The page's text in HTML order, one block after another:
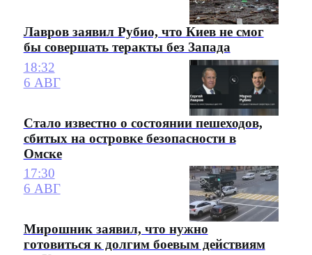
Лавров заявил Рубио, что Киев не смог
бы совершать теракты без Запада
18:32
6 АВГ
Стало известно о состоянии пешеходов,
сбитых на островке безопасности в
Омске
17:30
6 АВГ
Мирошник заявил, что нужно
готовиться к долгим боевым действиям